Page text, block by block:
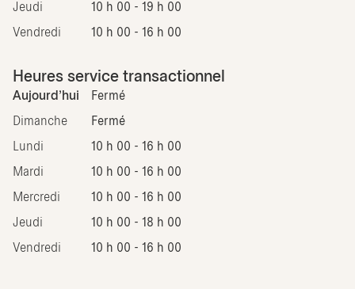
Jeudi 10 h 00 - 19 h 00
Vendredi 10 h 00 - 16 h 00
Heures service transactionnel
Aujourd'hui Fermé
Dimanche Fermé
Lundi 10 h 00 - 16 h 00
Mardi 10 h 00 - 16 h 00
Mercredi 10 h 00 - 16 h 00
Jeudi 10 h 00 - 18 h 00
Vendredi 10 h 00 - 16 h 00